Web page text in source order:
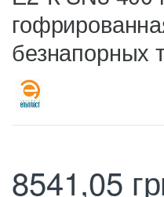
безнапорных
8541,05